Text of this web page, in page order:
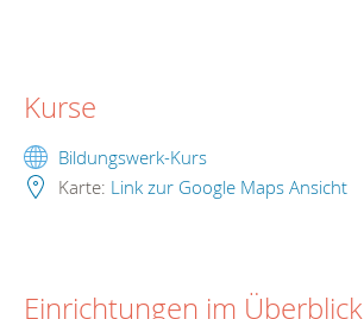
Kurse
Bildungswerk-Kurs
Karte: Link zur Google Maps Ansicht
Einrichtungen im Überblick